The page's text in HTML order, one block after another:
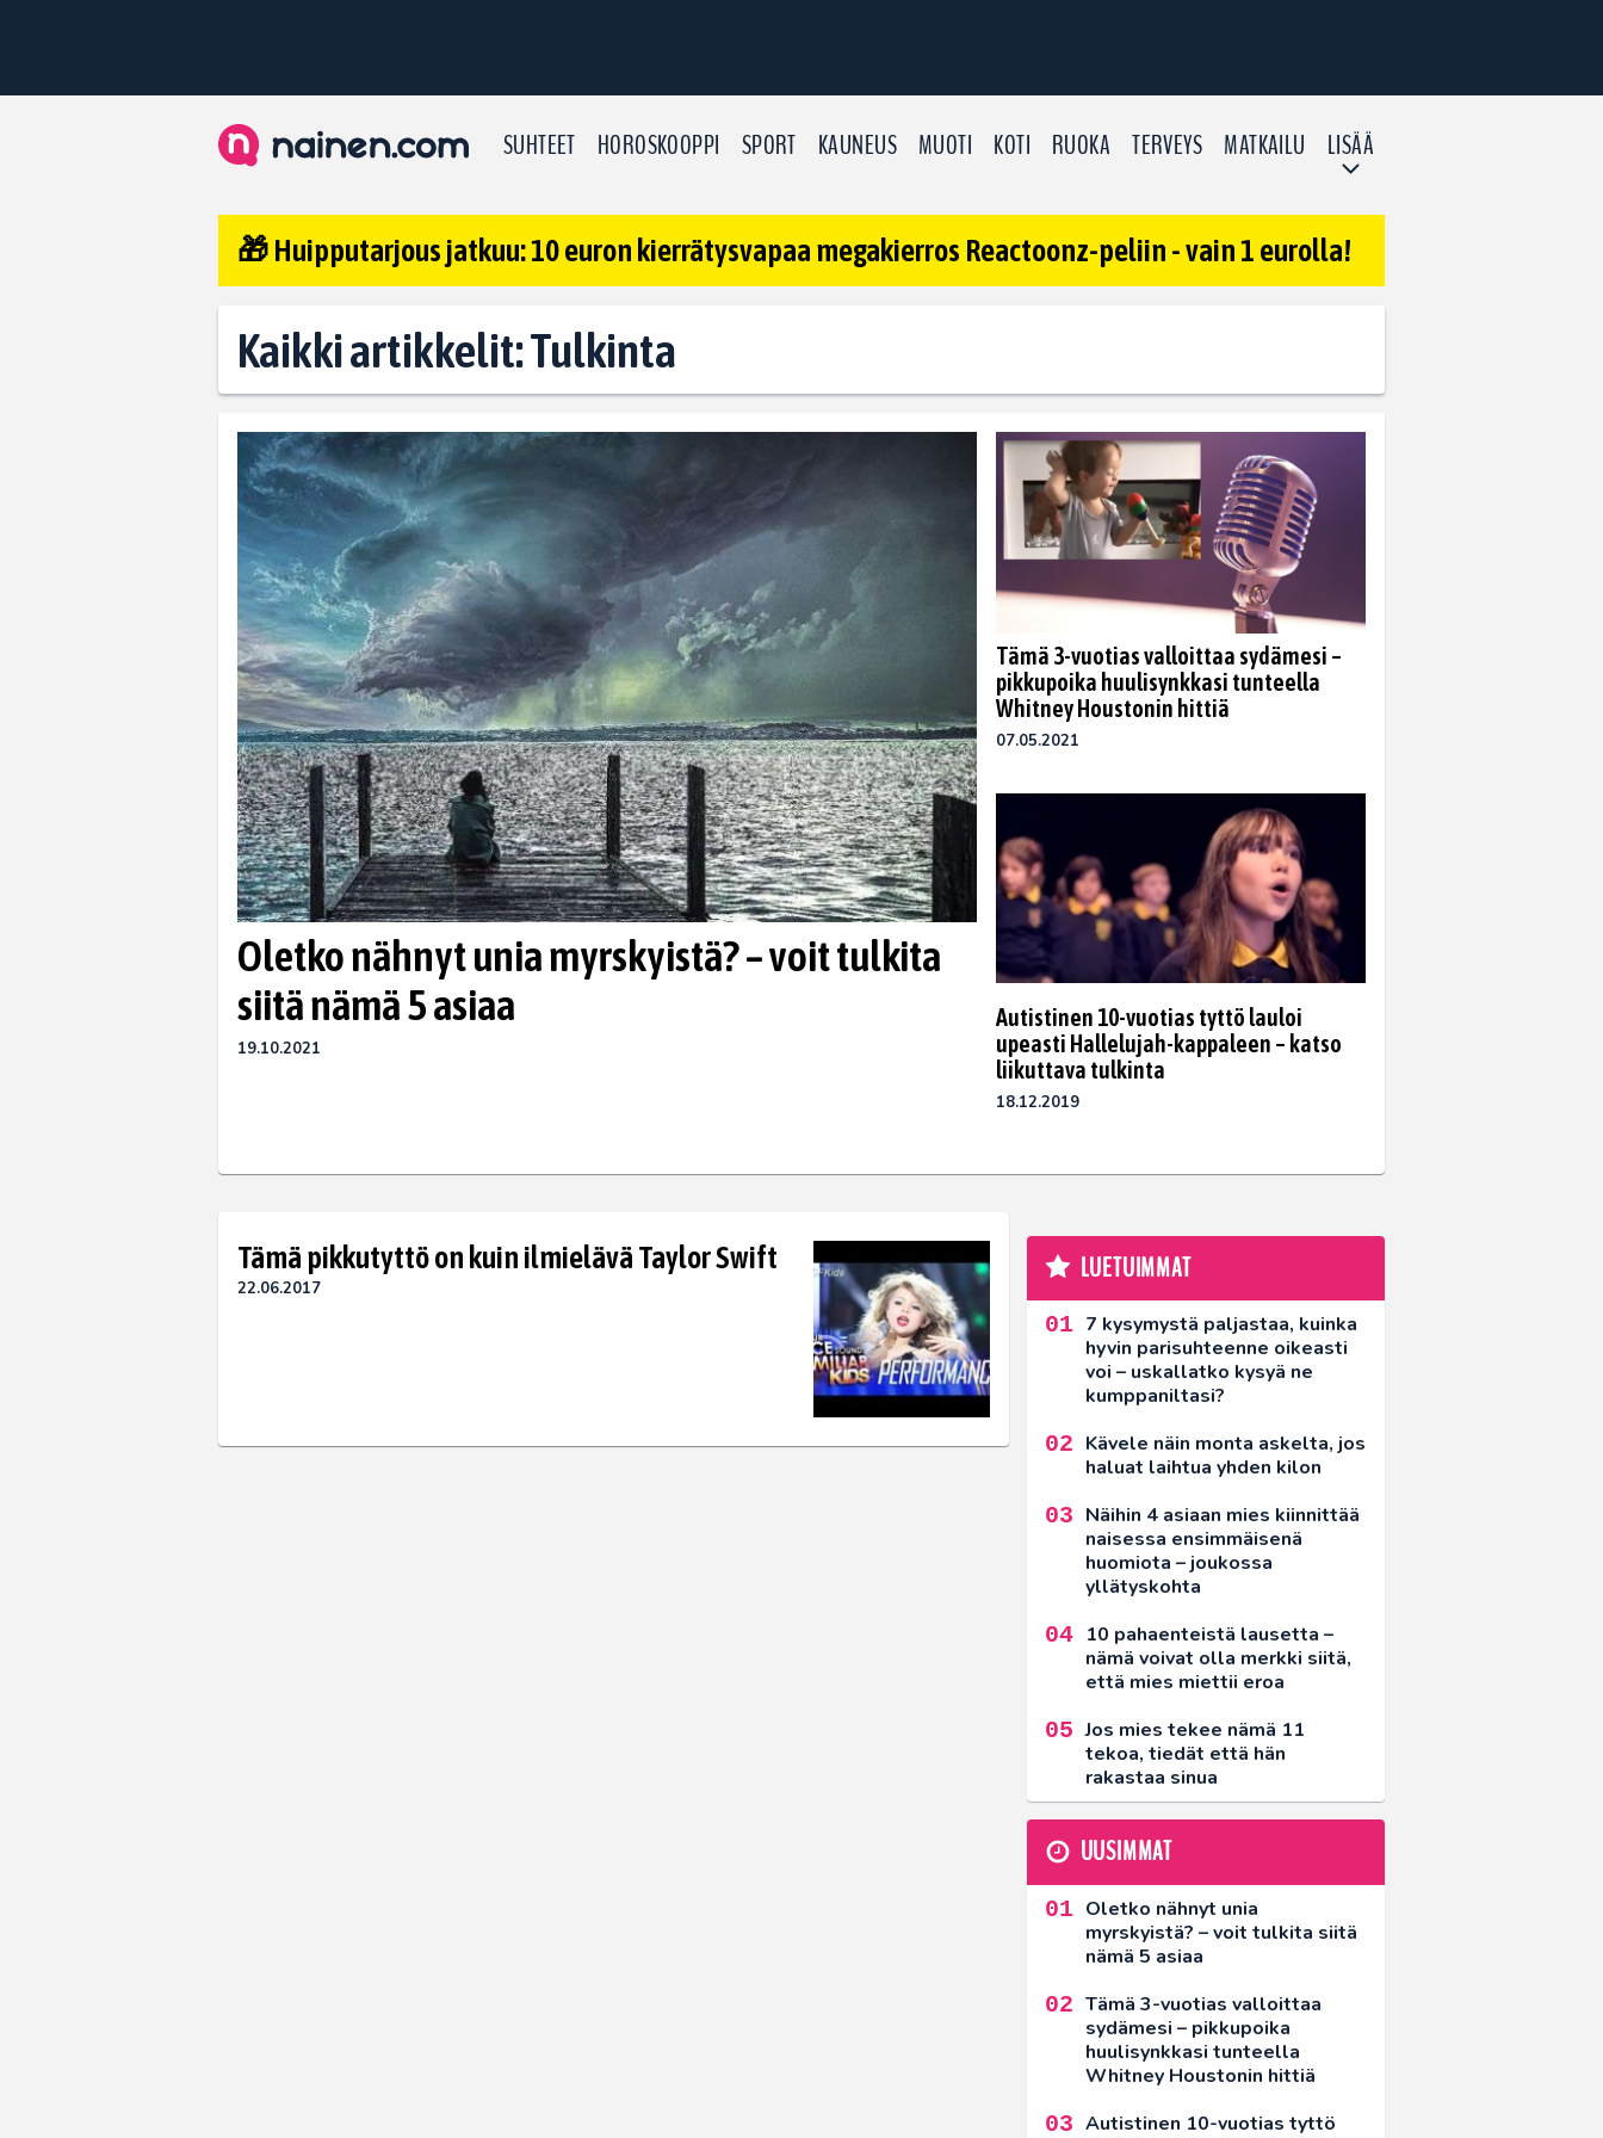
SUHTEET HOROSKOOPPI SPORT KAUNEUS MUOTI KOTI RUOKA TERVEYS MATKAILU LISÄÄ
🎁 Huipputarjous jatkuu: 10 euron kierrätysvapaa megakierros Reactoonz-peliin - vain 1 eurolla!
Kaikki artikkelit: Tulkinta
Oletko nähnyt unia myrskyistä? – voit tulkita
siitä nämä 5 asiaa
19.10.2021
Tämä 3-vuotias valloittaa sydämesi –
pikkupoika huulisynkkasi tunteella
Whitney Houstonin hittiä
07.05.2021
Autistinen 10-vuotias tyttö lauloi
upeasti Hallelujah-kappaleen – katso
liikuttava tulkinta
18.12.2019
Tämä pikkutyttö on kuin ilmielävä Taylor Swift
22.06.2017
LUETUIMMAT
7 kysymystä paljastaa, kuinka
hyvin parisuhteenne oikeasti
voi – uskallatko kysyä ne
kumppaniltasi?
Kävele näin monta askelta, jos
haluat laihtua yhden kilon
Näihin 4 asiaan mies kiinnittää
naisessa ensimmäisenä
huomiota – joukossa
yllätyskohta
10 pahaenteistä lausetta –
nämä voivat olla merkki siitä,
että mies miettii eroa
Jos mies tekee nämä 11
tekoa, tiedät että hän
rakastaa sinua
UUSIMMAT
Oletko nähnyt unia
myrskyistä? – voit tulkita siitä
nämä 5 asiaa
Tämä 3-vuotias valloittaa
sydämesi – pikkupoika
huulisynkkasi tunteella
Whitney Houstonin hittiä
Autistinen 10-vuotias tyttö